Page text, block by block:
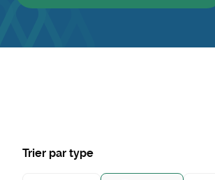
Trier par type